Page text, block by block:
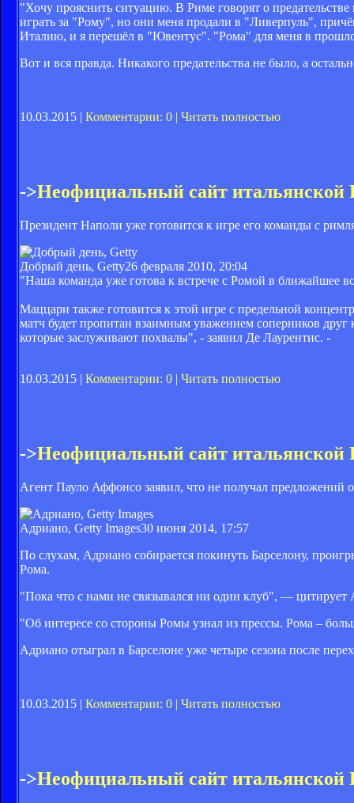
"Хочу прояснить ситуацию. В Риме говорят о
играть за "Рому", но они меня продали в "Ливерпуль",
Италию, и я перешёл в "Ювентус". "Рома" для меня в
Вот и вся правда. Никакого предательства не было, а
10.03.2015 | Комментарии: 0 | Читать полностью
->Неофициальный сайт итальянской
Президент Наполи уже готовится к игре его команды с
Добрый день, Getty26 февраля 2010, 20:04
"Наша команда уже готова к встрече с Ромой в ближайшее
Маццари также готовится к этой игре с предельной
матч будет пропитан взаимным уважением соперников
которые заслуживают похвалы", - заявил Де Лаурентис. -
10.03.2015 | Комментарии: 0 | Читать полностью
->Неофициальный сайт итальянской
Агент Пауло Аффонсо заявил, что не получал
Адриано, Getty Images30 июня 2014, 17:57
По слухам, Адриано собирается покинуть Барселону,
Рома.
"Пока что с нами не связывался ни один клуб", —
"Об интересе со стороны Ромы узнал из прессы. Рома –
Адриано отыграл в Барселоне уже четыре сезона после
10.03.2015 | Комментарии: 0 | Читать полностью
->Неофициальный сайт итальянской